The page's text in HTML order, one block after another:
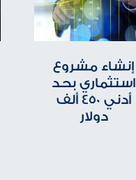
إنشاء مشروع
استثماري بحد
أدني 450 ألف
دولار